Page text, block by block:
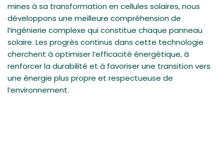
mines à sa transformation en cellules solaires, nous
développons une meilleure compréhension de
l’ingénierie complexe qui constitue chaque panneau
solaire. Les progrès continus dans cette technologie
cherchent à optimiser l’efficacité énergétique, à
renforcer la durabilité et à favoriser une transition vers
une énergie plus propre et respectueuse de
l’environnement.